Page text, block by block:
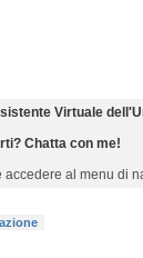
Virtuale
Chatta con me!
al menu di